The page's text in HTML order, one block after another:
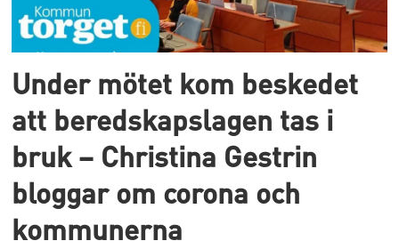
Under mötet kom beskedet
att beredskapslagen tas i
bruk – Christina Gestrin
bloggar om corona och
kommunerna